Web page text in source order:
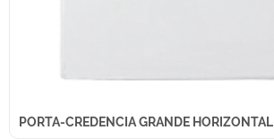
PORTA-CREDENCIA GRANDE HORIZONTAL